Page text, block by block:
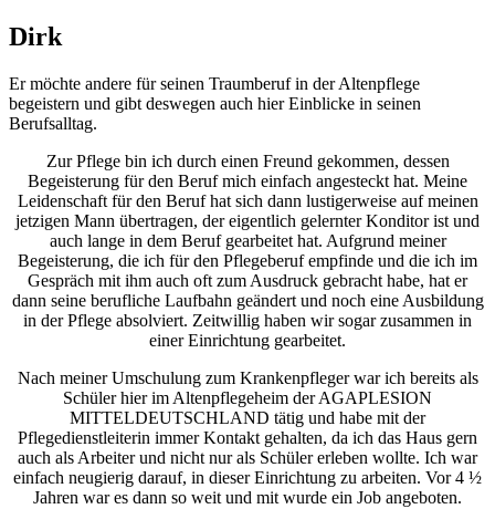
Dirk
Er möchte andere für seinen Traumberuf in der Altenpflege
begeistern und gibt deswegen auch hier Einblicke in seinen
Berufsalltag.
Zur Pflege bin ich durch einen Freund gekommen, dessen
Begeisterung für den Beruf mich einfach angesteckt hat. Meine
Leidenschaft für den Beruf hat sich dann lustigerweise auf meinen
jetzigen Mann übertragen, der eigentlich gelernter Konditor ist und
auch lange in dem Beruf gearbeitet hat. Aufgrund meiner
Begeisterung, die ich für den Pflegeberuf empfinde und die ich im
Gespräch mit ihm auch oft zum Ausdruck gebracht habe, hat er
dann seine berufliche Laufbahn geändert und noch eine Ausbildung
in der Pflege absolviert. Zeitwillig haben wir sogar zusammen in
einer Einrichtung gearbeitet.
Nach meiner Umschulung zum Krankenpfleger war ich bereits als
Schüler hier im Altenpflegeheim der AGAPLESION
MITTELDEUTSCHLAND tätig und habe mit der
Pflegedienstleiterin immer Kontakt gehalten, da ich das Haus gern
auch als Arbeiter und nicht nur als Schüler erleben wollte. Ich war
einfach neugierig darauf, in dieser Einrichtung zu arbeiten. Vor 4 ½
Jahren war es dann so weit und mit wurde ein Job angeboten.